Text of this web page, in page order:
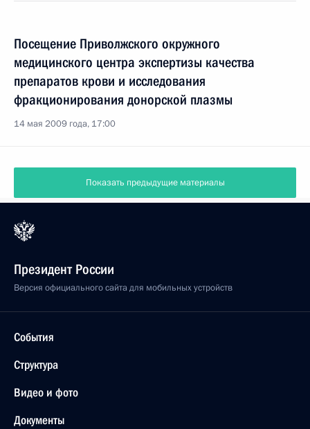
Посещение Приволжского окружного
медицинского центра экспертизы качества
препаратов крови и исследования
фракционирования донорской плазмы
14 мая 2009 года, 17:00
Показать предыдущие материалы
Президент России
Версия официального сайта для мобильных устройств
События
Структура
Видео и фото
Документы